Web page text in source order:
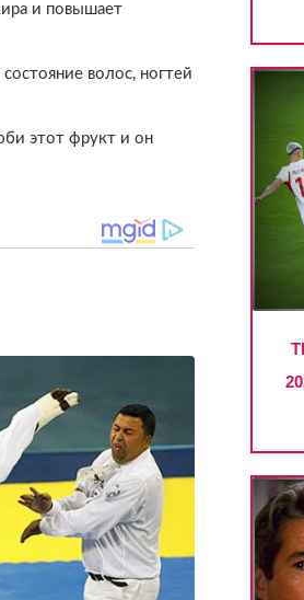
и повышает
волос, ногтей
этот фрукт и он